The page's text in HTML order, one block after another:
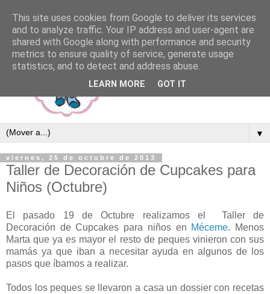
▼
viernes, 25 de octubre de 2013
Taller de Decoración de Cupcakes para
Niños (Octubre)
El pasado 19 de Octubre realizamos el Taller de
Decoración de Cupcakes para niños en Méceme. Menos
Marta que ya es mayor el resto de peques vinieron con sus
mamás ya que iban a necesitar ayuda en algunos de los
pasos que íbamos a realizar.
Todos los peques se llevaron a casa un dossier con recetas
This site uses cookies from Google to deliver its services
and to analyze traffic. Your IP address and user-agent are
shared with Google along with performance and security
metrics to ensure quality of service, generate usage
statistics, and to detect and address abuse.
LEARN MORE GOT IT